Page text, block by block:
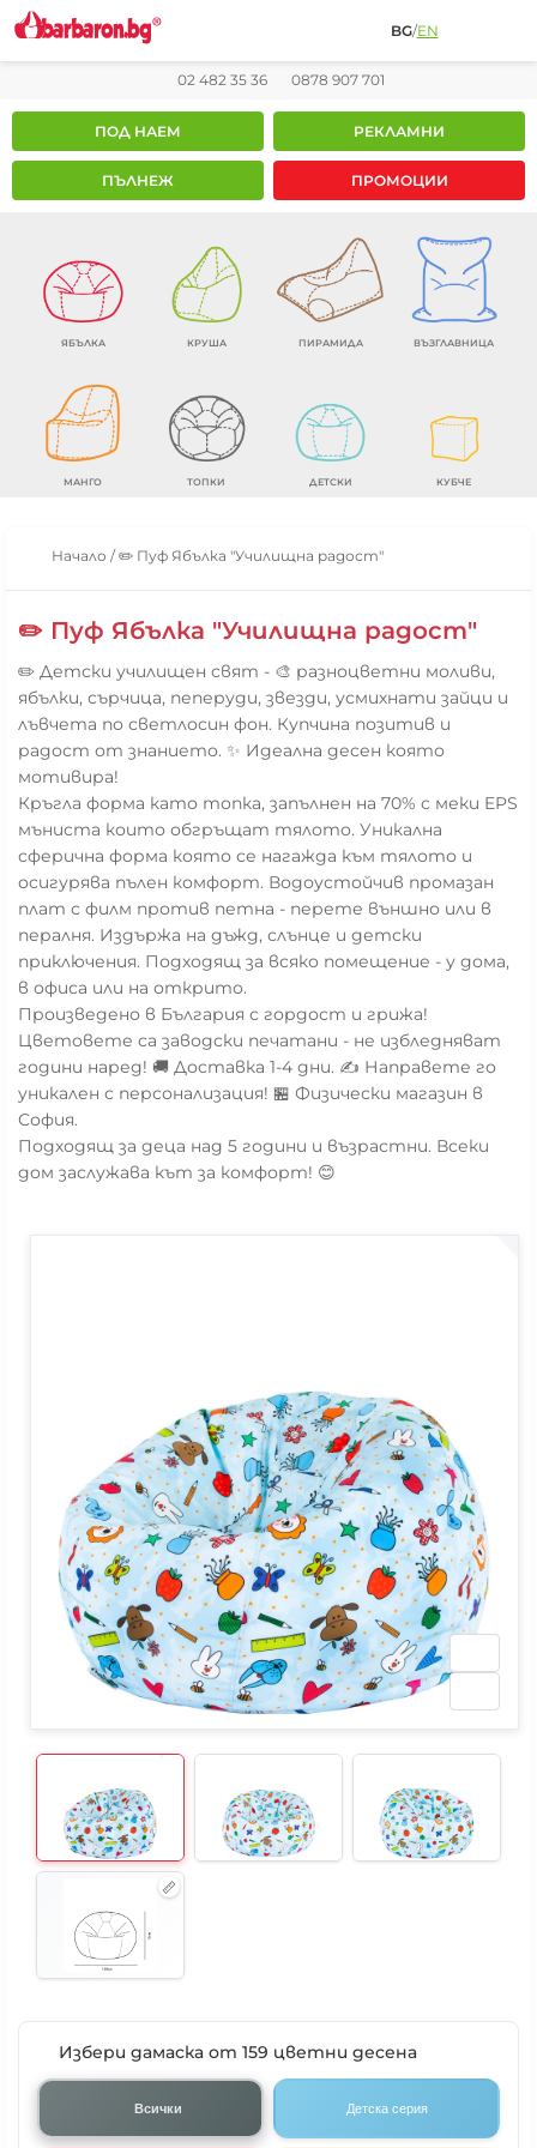
BG/EN
02 482 35 36 0878 907 701
ПОД НАЕМ РЕКЛАМНИ
ПЪЛНЕЖ ПРОМОЦИИ
ЯБЪЛКА КРУША ПИРАМИДА ВЪЗГЛАВНИЦА
МАНГО ТОПКИ ДЕТСКИ КУБЧЕ
Начало /✏️ Пуф Ябълка "Училищна радост"
✏️ Пуф Ябълка "Училищна радост"
✏️ Детски училищен свят - 🎨 разноцветни моливи,
ябълки, сърчица, пеперуди, звезди, усмихнати зайци и
лъвчета по светлосин фон. Купчина позитив и
радост от знанието. ✨ Идеална десен която
мотивира!
Кръгла форма като топка, запълнен на 70% с меки EPS
мъниста които обгръщат тялото. Уникална
сферична форма която се нагажда към тялото и
осигурява пълен комфорт. Водоустойчив промазан
плат с филм против петна - перете външно или в
пералня. Издържа на дъжд, слънце и детски
приключения. Подходящ за всяко помещение - у дома,
в офиса или на открито.
Произведено в България с гордост и грижа!
Цветовете са заводски печатани - не избледняват
години наред! 🚚 Доставка 1-4 дни. ✍️ Направете го
уникален с персонализация! 🏪 Физически магазин в
София.
Подходящ за деца над 5 години и възрастни. Всеки
дом заслужава кът за комфорт! 😊
Избери дамаска от 159 цветни десена
Всички Детска серия